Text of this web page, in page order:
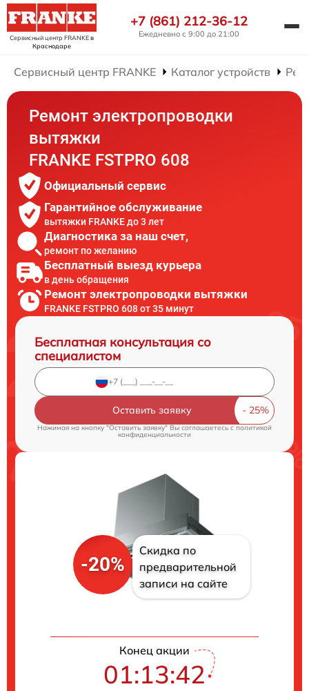
Сервисный центр FRANKEв
Краснодаре
+7 (861) 212-36-12
Ежедневно с 9:00 до 21:00
Сервисный центр FRANKE Каталог устройств
Ремонт электропроводки
вытяжки
FRANKE FSTPRO 608
Официальный сервис
Гарантийное обслуживание
вытяжки FRANKE до 3 лет
Диагностика за наш счет,
ремонт по желанию
Бесплатный выезд курьера
в день обращения
Ремонт электропроводки вытяжки
FRANKE FSTPRO 608 от 35 минут
Бесплатная консультация со
специалистом
Оставить заявку
Нажимая на кнопку "Оставить заявку" Вы соглашаетесь cполитикой
конфиденциальности
-20%
Скидка по
предварительной
записи на сайте
Конец акции
01:13:41